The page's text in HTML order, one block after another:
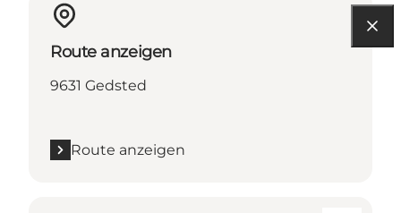
Route anzeigen
9631 Gedsted
Route anzeigen